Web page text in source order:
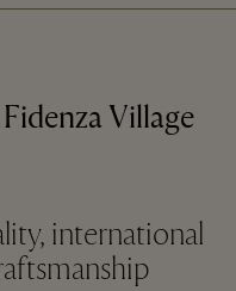
Village
international